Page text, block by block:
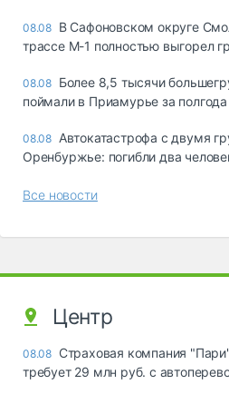
08.08 В Сафоновском округе
трассе М-1 полностью выгорел
08.08 Более 8,5 тысячи
поймали в Приамурье за полгода
08.08 Автокатастрофа с двумя
Оренбуржье: погибли два
Все новости
Центр
08.08 Страховая компания
требует 29 млн руб. с